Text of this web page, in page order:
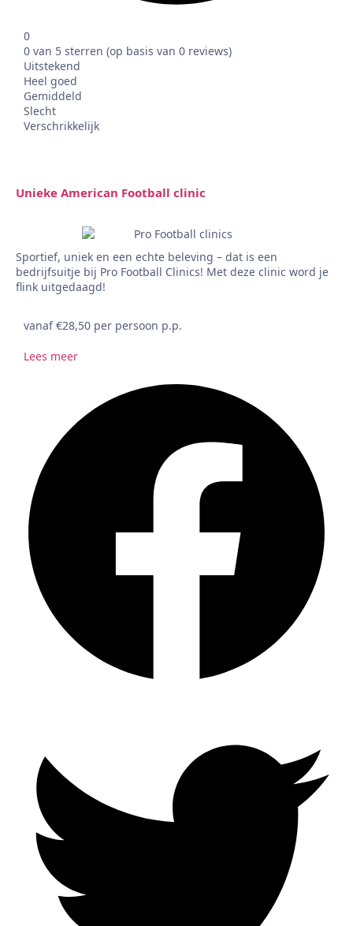
0
0 van 5 sterren (op basis van 0 reviews)
Uitstekend
Heel goed
Gemiddeld
Slecht
Verschrikkelijk
Unieke American Football clinic
Sportief, uniek en een echte beleving – dat is een
bedrijfsuitje bij Pro Football Clinics! Met deze clinic word je
flink uitgedaagd!
vanaf €28,50 per persoon p.p.
Lees meer